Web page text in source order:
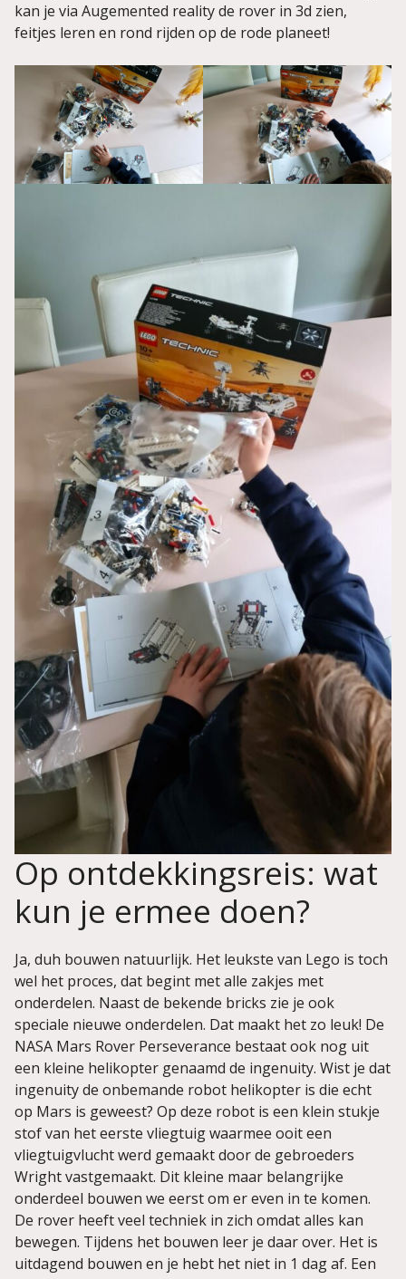
kan je via Augemented reality de rover in 3d zien,
feitjes leren en rond rijden op de rode planeet!
Op ontdekkingsreis: wat
kun je ermee doen?
Ja, duh bouwen natuurlijk. Het leukste van Lego is toch
wel het proces, dat begint met alle zakjes met
onderdelen. Naast de bekende bricks zie je ook
speciale nieuwe onderdelen. Dat maakt het zo leuk! De
NASA Mars Rover Perseverance bestaat ook nog uit
een kleine helikopter genaamd de ingenuity. Wist je dat
ingenuity de onbemande robot helikopter is die echt
op Mars is geweest? Op deze robot is een klein stukje
stof van het eerste vliegtuig waarmee ooit een
vliegtuigvlucht werd gemaakt door de gebroeders
Wright vastgemaakt. Dit kleine maar belangrijke
onderdeel bouwen we eerst om er even in te komen.
De rover heeft veel techniek in zich omdat alles kan
bewegen. Tijdens het bouwen leer je daar over. Het is
uitdagend bouwen en je hebt het niet in 1 dag af. Een